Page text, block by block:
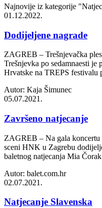
Najnovije iz kategorije
01.12.2022.
Dodijeljene nagrade
ZAGREB – Trešnjevačka
Trešnjevka po sedamnaesti
Hrvatske na TREPS festivalu
Autor: Kaja Šimunec
05.07.2021.
Završeno natjecanje
ZAGREB – Na gala koncertu
sceni HNK u Zagrebu
baletnog natjecanja Mia
Autor: balet.com.hr
02.07.2021.
Natjecanje Slavenska